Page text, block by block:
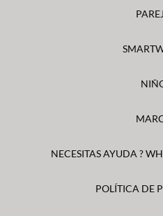
NECESITAS AYUDA ?
POLÍTICA DE